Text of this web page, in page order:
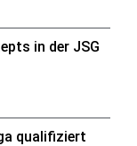
in der JSG
qualifiziert